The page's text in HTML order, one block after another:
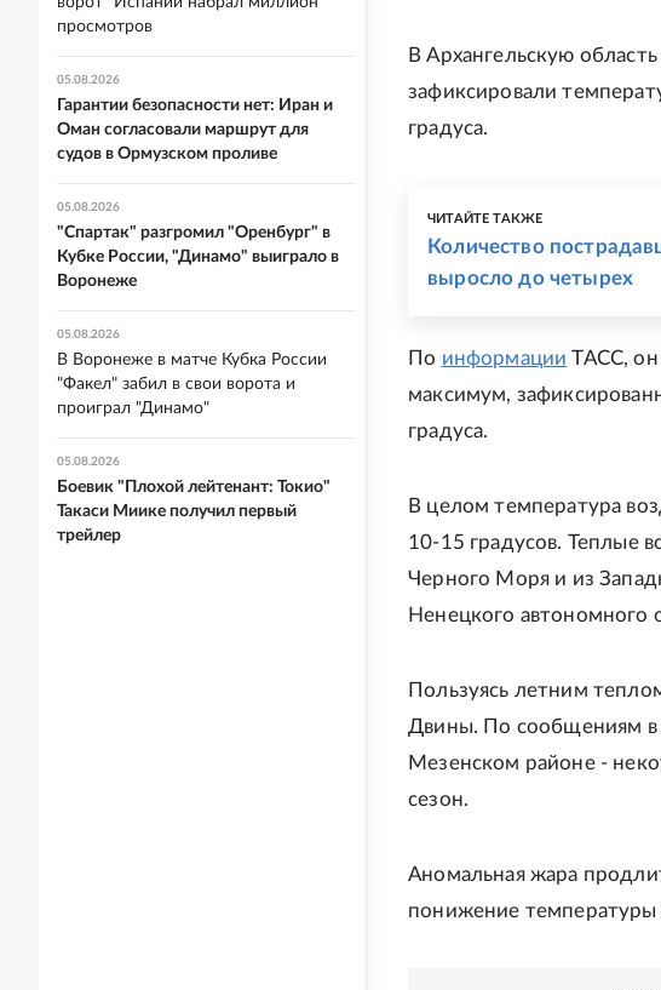
В Архангельскую
зафиксировали
градуса.
ЧИТАЙТЕ ТАКЖЕ
Количество
выросло до четырех
По информации ТАСС,
максимум,
градуса.
В целом температура
10-15 градусов. Теплые
Черного Моря и из
Ненецкого автономного
Пользуясь летним
Двины. По сообщениям в
Мезенском районе -
сезон.
Аномальная жара
понижение температуры
просмотров
05.08.2026
Гарантии безопасности нет: Иран и
Оман согласовали маршрут для
судов в Ормузском проливе
05.08.2026
"Спартак" разгромил "Оренбург" в
Кубке России, "Динамо" выиграло в
Воронеже
05.08.2026
В Воронеже в матче Кубка России
"Факел" забил в свои ворота и
проиграл "Динамо"
05.08.2026
Боевик "Плохой лейтенант: Токио"
Такаси Миике получил первый
трейлер